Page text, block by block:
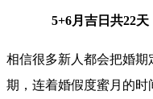
5+6月吉日共22天
相信很多新人都会把婚期
期，连着婚假度蜜月的时